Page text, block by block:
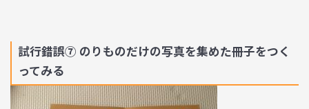
試行錯誤⑦ のりものだけの写真を集めた冊子をつく
ってみる